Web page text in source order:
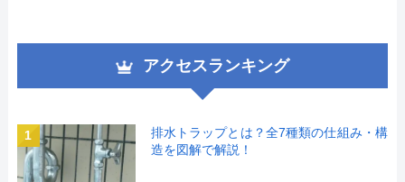
アクセスランキング
1
排水トラップとは？全7種類の仕組み・構
造を図解で解説！